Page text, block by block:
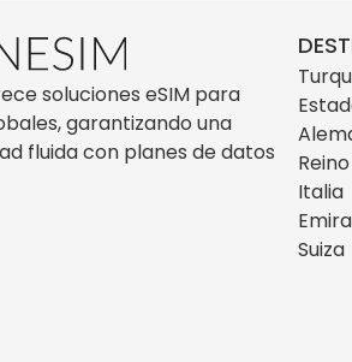
soluciones eSIM para
garantizando una
fluida con planes de datos
Italia
Suiza